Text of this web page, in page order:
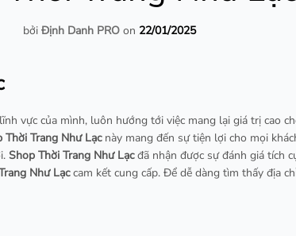
bởi Định Danh PRO on 22/01/2025
vực của mình, luôn hướng tới việc mang lại giá trị cao
Thời Trang Như Lạcnày mang đến sự tiện lợi cho mọi
Shop Thời Trang Như Lạcđã nhận được sự đánh giá tích
Như Lạccam kết cung cấp. Để dễ dàng tìm thấy địa